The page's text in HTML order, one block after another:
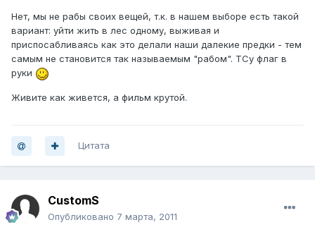
Нет, мы не рабы своих вещей, т.к. в нашем выборе есть такой
вариант: уйти жить в лес одному, выживая и
приспосабливаясь как это делали наши далекие предки - тем
самым не становится так называемым "рабом". ТСу флаг в
руки
Живите как живется, а фильм крутой.
Цитата
CustomS
Опубликовано 7 марта, 2011